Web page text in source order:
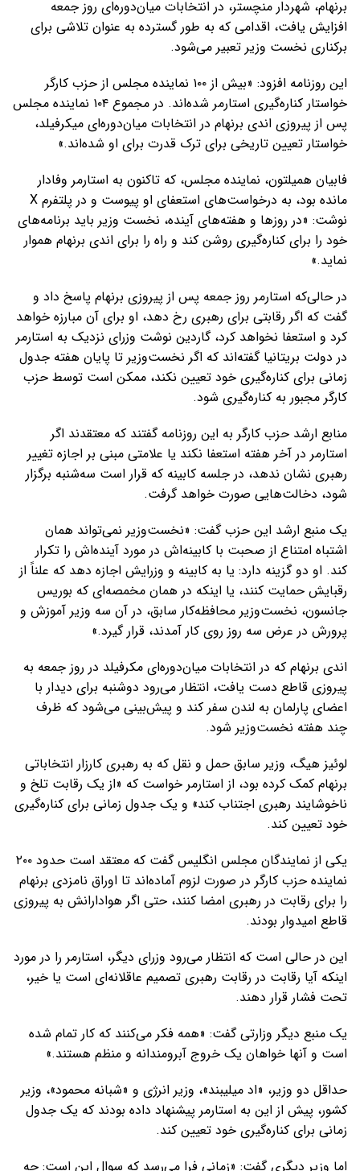
برنهام، شهردار منچستر، در انتخابات میان‌دوره‌ای روز جمعه
افزایش یافت، اقدامی که به طور گسترده به عنوان تلاشی برای
برکناری نخست وزیر تعبیر می‌شود.
این روزنامه افزود: «بیش از ۱۰۰ نماینده مجلس از حزب کارگر
خواستار کناره‌گیری استارمر شده‌اند. در مجموع ۱۰۴ نماینده مجلس
پس از پیروزی اندی برنهام در انتخابات میان‌دوره‌ای میکرفیلد،
خواستار تعیین تاریخی برای ترک قدرت برای او شده‌اند.»
فابیان همیلتون، نماینده مجلس، که تاکنون به استارمر وفادار
مانده بود، به درخواست‌های استعفای او پیوست و در پلتفرم X
نوشت: «در روزها و هفته‌های آینده، نخست وزیر باید برنامه‌های
خود را برای کناره‌گیری روشن کند و راه را برای اندی برنهام هموار
نماید.»
در حالی‌که استارمر روز جمعه پس از پیروزی برنهام پاسخ داد و
گفت که اگر رقابتی برای رهبری رخ دهد، او برای آن مبارزه خواهد
کرد و استعفا نخواهد کرد، گاردین نوشت وزرای نزدیک به استارمر
در دولت بریتانیا گفته‌اند که اگر نخست‌وزیر تا پایان هفته جدول
زمانی برای کناره‌گیری خود تعیین نکند، ممکن است توسط حزب
کارگر مجبور به کناره‌گیری شود.
منابع ارشد حزب کارگر به این روزنامه گفتند که معتقدند اگر
استارمر در آخر هفته استعفا نکند یا علامتی مبنی بر اجازه تغییر
رهبری نشان ندهد، در جلسه کابینه که قرار است سه‌شنبه برگزار
شود، دخالت‌هایی صورت خواهد گرفت.
یک منبع ارشد این حزب گفت: «نخست‌وزیر نمی‌تواند همان
اشتباه امتناع از صحبت با کابینه‌اش در مورد آینده‌اش را تکرار
کند. او دو گزینه دارد: یا به کابینه و وزرایش اجازه دهد که علناً از
رقبایش حمایت کنند، یا اینکه در همان مخمصه‌ای که بوریس
جانسون، نخست‌وزیر محافظه‌کار سابق، در آن سه وزیر آموزش و
پرورش در عرض سه روز روی کار آمدند، قرار گیرد.»
اندی برنهام که در انتخابات میان‌دوره‌ای مکرفیلد در روز جمعه به
پیروزی قاطع دست یافت، انتظار می‌رود دوشنبه برای دیدار با
اعضای پارلمان به لندن سفر کند و پیش‌بینی می‌شود که ظرف
چند هفته نخست‌وزیر شود.
لوئیز هیگ، وزیر سابق حمل و نقل که به رهبری کارزار انتخاباتی
برنهام کمک کرده بود، از استارمر خواست که «از یک رقابت تلخ و
ناخوشایند رهبری اجتناب کند» و یک جدول زمانی برای کناره‌گیری
خود تعیین کند.
یکی از نمایندگان مجلس انگلیس گفت که معتقد است حدود ۲۰۰
نماینده حزب کارگر در صورت لزوم آماده‌اند تا اوراق نامزدی برنهام
را برای رقابت در رهبری امضا کنند، حتی اگر هوادارانش به پیروزی
قاطع امیدوار بودند.
این در حالی است که انتظار می‌رود وزرای دیگر، استارمر را در مورد
اینکه آیا رقابت در رقابت رهبری تصمیم عاقلانه‌ای است یا خیر،
تحت فشار قرار دهند.
یک منبع دیگر وزارتی گفت: «همه فکر می‌کنند که کار تمام شده
است و آنها خواهان یک خروج آبرومندانه و منظم هستند.»
حداقل دو وزیر، «اد میلیبند»، وزیر انرژی و «شبانه محمود»، وزیر
کشور، پیش از این به استارمر پیشنهاد داده بودند که یک جدول
زمانی برای کناره‌گیری خود تعیین کند.
اما وزیر دیگری گفت: «زمانی فرا می‌رسد که سوال این است: چه